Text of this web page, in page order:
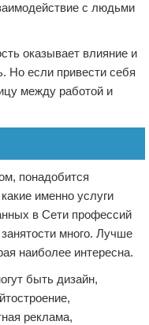
с людьми
оказывает влияние и
Но если привести себя
между работой и
понадобится
именно услуги
в Сети профессий
много. Лучше
наиболее интересна.
быть дизайн,
реклама,